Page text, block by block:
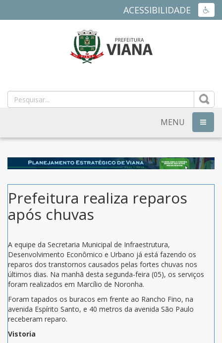
ACESSIBILIDADE
MUNICIPAL
DE
VIANA
ES
MENU
Prefeitura realiza reparos
após chuvas
A equipe da Secretaria Municipal de Infraestrutura,
Desenvolvimento Econômico e Urbano já está fazendo os
reparos dos transtornos causados pelas fortes chuvas nos
últimos dias. Na manhã desta segunda-feira (05), os serviços
foram realizados em Marcílio de Noronha.
Foram tapados os buracos em frente ao Rancho Fino, na
avenida Espírito Santo, e 40 metros da avenida São Paulo
receberam reparo.
Vistoria